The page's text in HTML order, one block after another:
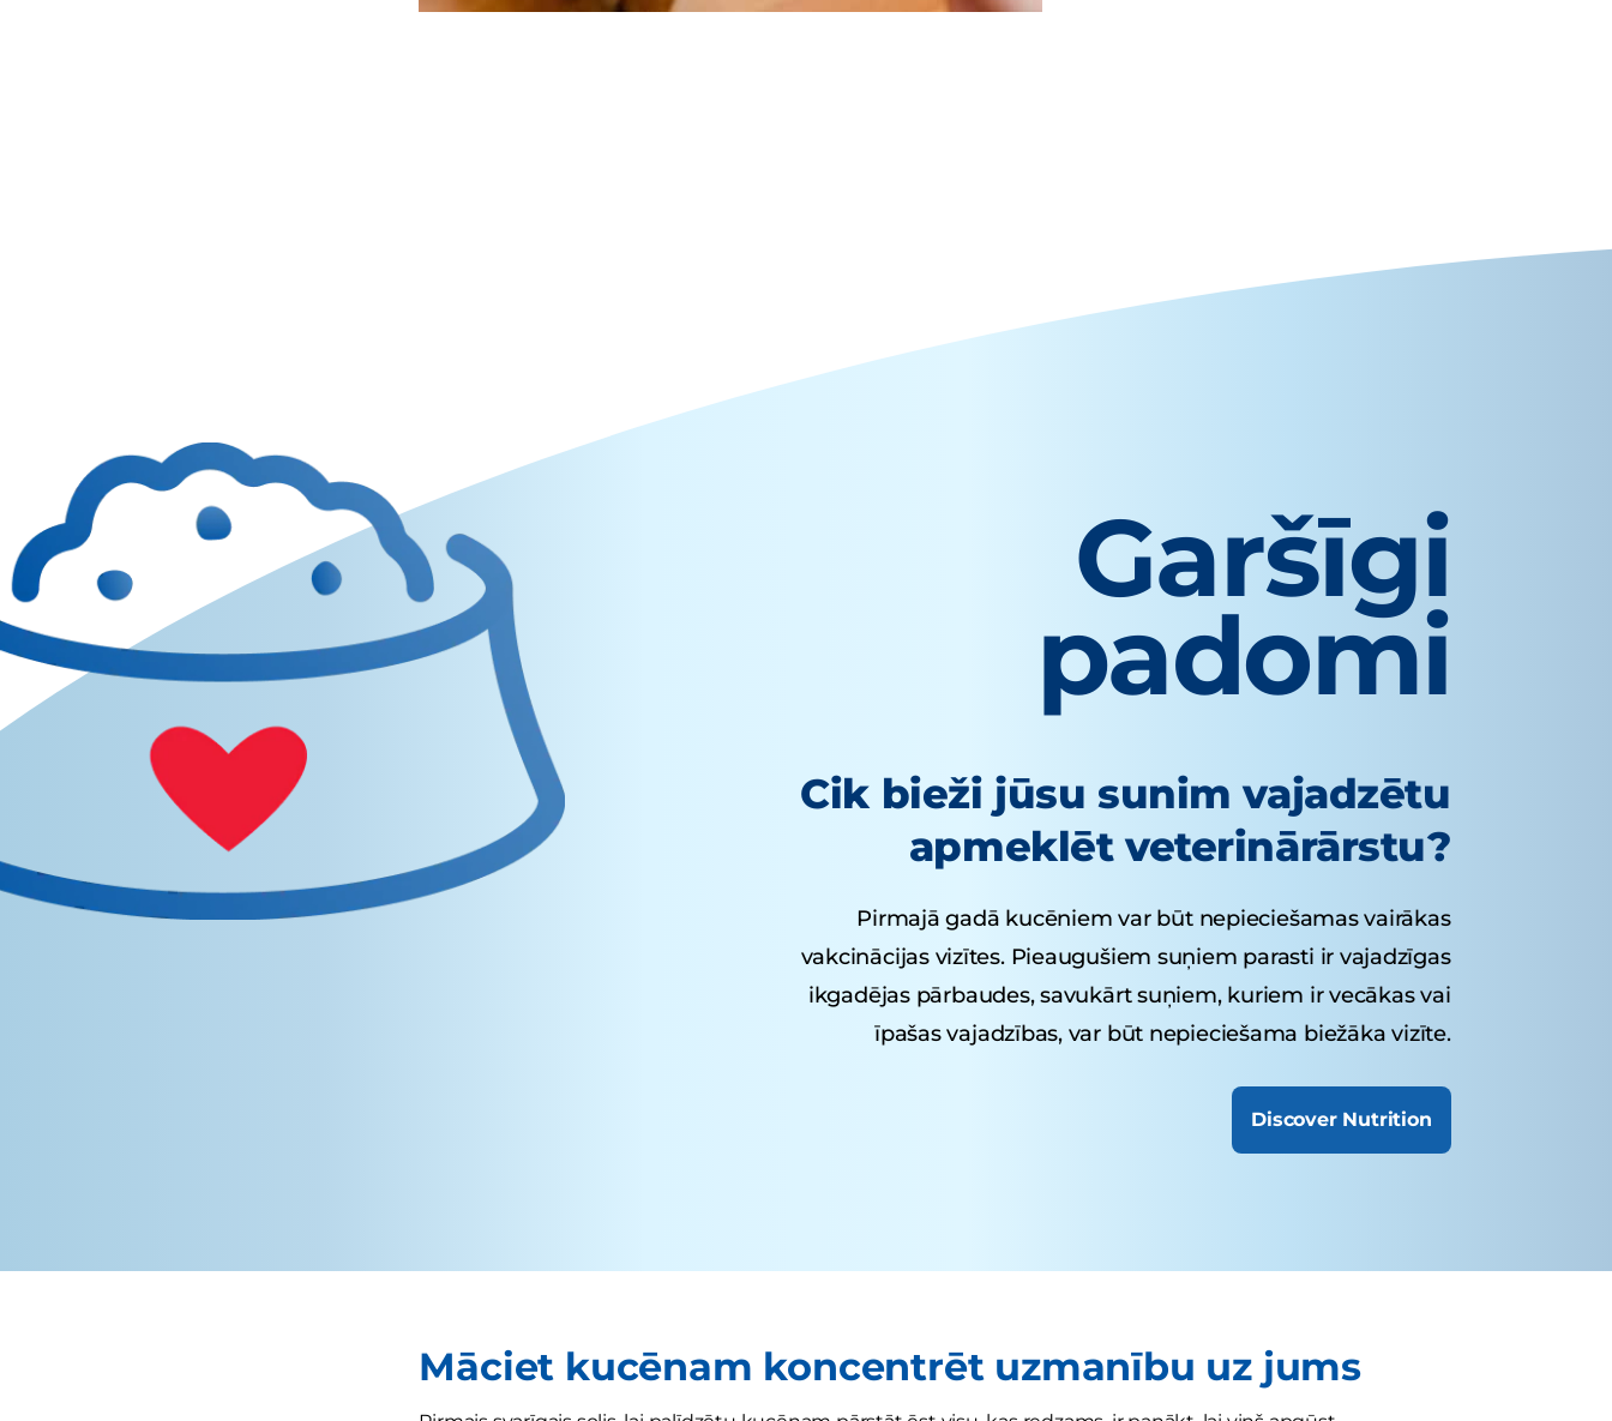
Garšīgi
padomi
Cik bieži jūsu sunim vajadzētu
apmeklēt veterinārārstu?
Pirmajā gadā kucēniem var būt nepieciešamas vairākas
vakcinācijas vizītes. Pieaugušiem suņiem parasti ir vajadzīgas
ikgadējas pārbaudes, savukārt suņiem, kuriem ir vecākas vai
īpašas vajadzības, var būt nepieciešama biežāka vizīte.
Discover Nutrition
Māciet kucēnam koncentrēt uzmanību uz jums